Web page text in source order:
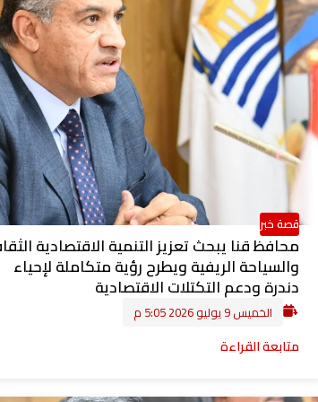
قصة خبر
محافظ قنا يبحث تعزيز التنمية الاقتصادية
والسياحة الريفية ويطرح رؤية متكاملة لإحياء
دندرة ودعم التكتلات الاقتصادية
الخميس 9 يوليو 2026 5:05 م
متابعة القراءة